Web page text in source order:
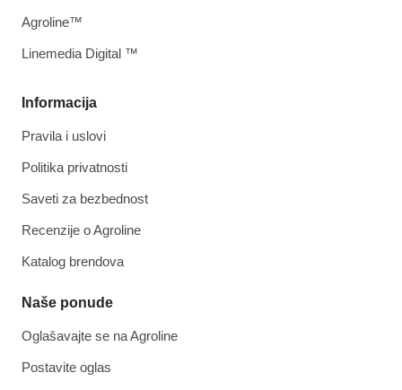
Informacija
Pravila i uslovi
Politika privatnosti
Saveti za bezbednost
Recenzije o Agroline
Katalog brendova
Naše ponude
Oglašavajte se na Agroline
Postavite oglas
Agroline™
Linemedia Digital ™